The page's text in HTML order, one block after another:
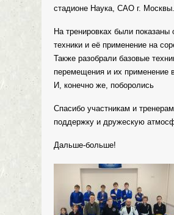
стадионе Наука, САО г. Москвы.
На тренировках были показаны
техники и её применение на
Также разобрали базовые
перемещения и их применение
И, конечно же, поборолись
Спасибо участникам и
поддержку и дружескую
Дальше-больше!